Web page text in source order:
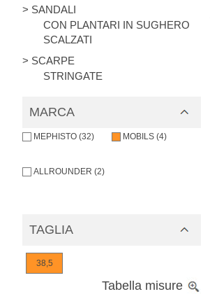
> SANDALI
CON PLANTARI IN SUGHERO
SCALZATI
> SCARPE
STRINGATE
MARCA
MEPHISTO (32) MOBILS (4)
ALLROUNDER (2)
TAGLIA
38,5
Tabella misure